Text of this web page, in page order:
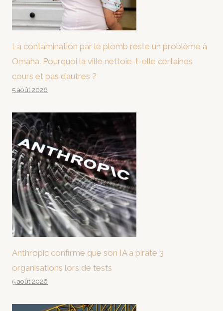
La contamination par le plomb reste un problème à
Omaha. Pourquoi la ville nettoie-t-elle certaines
cours et pas d’autres ?
5 août 2026
Anthropic confirme que son IA a piraté 3
organisations lors de tests
5 août 2026